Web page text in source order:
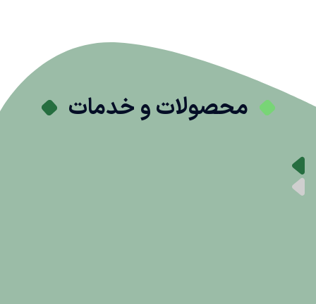
محصولات و خدمات